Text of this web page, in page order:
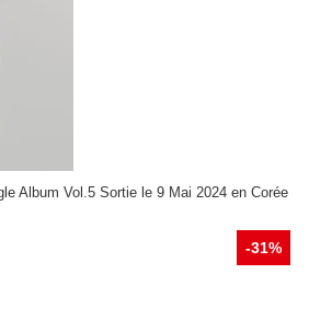
Album Vol.5 Sortie le 9 Mai 2024 en Corée
-31%